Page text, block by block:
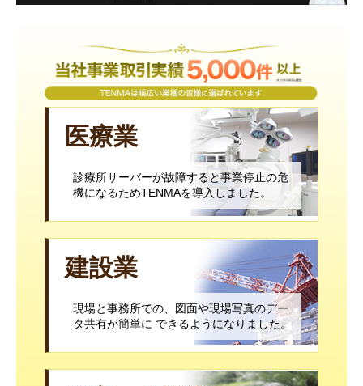
医療業
診療所サーバーが故障すると事業停止の危
機になるためTENMAを導入しました。
建設業
現場と事務所での、図面や現場写真のデー
タ共有が簡単に できるようになりました。